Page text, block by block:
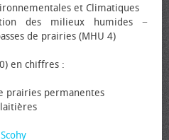
et Climatiques
des milieux humides −
de prairies (MHU 4)
en chiffres :
prairies permanentes